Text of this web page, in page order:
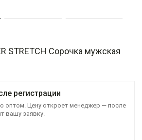
STRETCH Сорочка мужская
регистрации
оптом. Цену откроет менеджер — после
вашу заявку.